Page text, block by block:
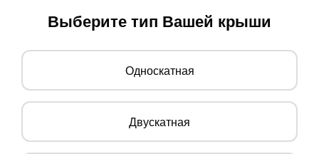
Выберите тип Вашей крыши
Односкатная
Двускатная